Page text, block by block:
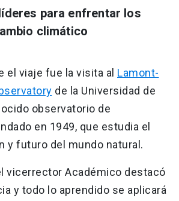
para enfrentar los
climático
el viaje fue la visita al Lamont-
de la Universidad de
observatorio de
en 1949, que estudia el
y futuro del mundo natural.
vicerrector Académico destacó
y todo lo aprendido se aplicará